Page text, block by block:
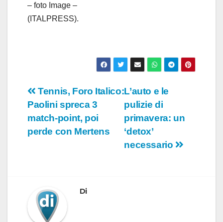
– foto Image –
(ITALPRESS).
Navigazione
articoli
L’auto e le
pulizie di
primavera: un
‘detox’
necessario
Tennis, Foro Italico:
Paolini spreca 3
match-point, poi
perde con Mertens
Di